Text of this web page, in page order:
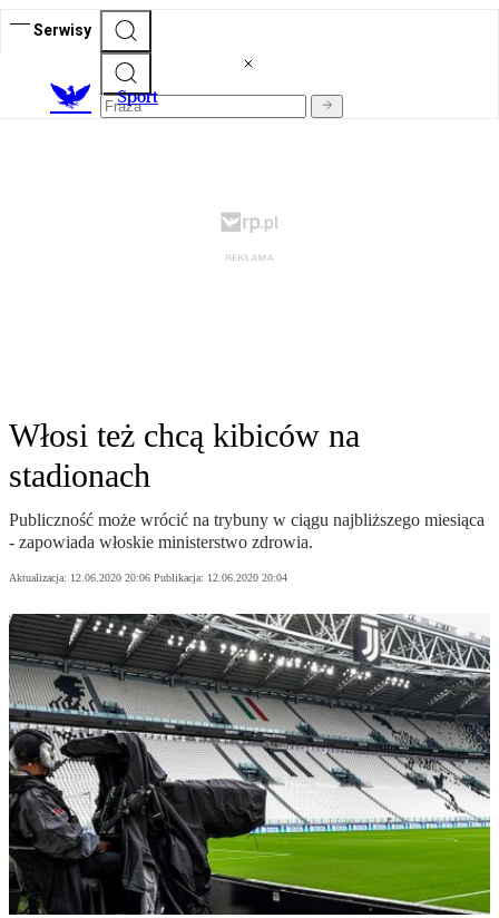
Serwisy
Sport
Włosi też chcą kibiców na
stadionach
Publiczność może wrócić na trybuny w ciągu najbliższego miesiąca
- zapowiada włoskie ministerstwo zdrowia.
Aktualizacja: 12.06.2020 20:06 Publikacja: 12.06.2020 20:04